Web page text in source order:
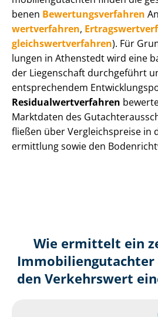
be­nen Be­wer­tungs­ver­fah­ren
wert­ver­fah­ren,
gleichs­wert­ver­fah­ren). Für
lun­gen in Athenstedt wird eine
der Liegenschaft durchgeführt
entsprechendem
Re­si­du­al­wert­ver­fah­ren
Marktdaten des
fließen über Ver­gleichs­prei­se in
ermitt­lung sowie den
Wie ermittelt ein
den Verkehrswert